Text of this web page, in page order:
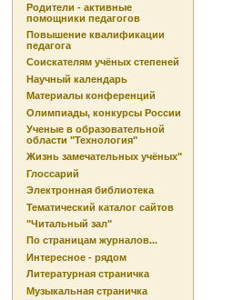
Родители - активные
помощники педагогов
Повышение квалификации
педагога
Соискателям учёных степеней
Научный календарь
Материалы конференций
Олимпиады, конкурсы России
Ученые в образовательной
области "Технология"
Жизнь замечательных учёных"
Глоссарий
Электронная библиотека
Тематический каталог сайтов
"Читальный зал"
По страницам журналов...
Интересное - рядом
Литературная страничка
Музыкальная страничка